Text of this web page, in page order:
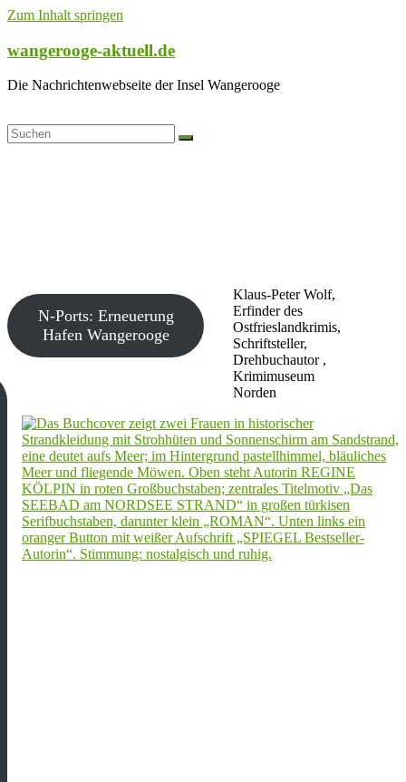
Zum Inhalt springen
wangerooge-aktuell.de
Die Nachrichtenwebseite der Insel Wangerooge
Klaus-Peter Wolf,
Erfinder des
Ostfrieslandkrimis,
Schriftsteller,
Drehbuchautor ,
Krimimuseum
Norden
N-Ports: Erneuerung
Hafen Wangerooge